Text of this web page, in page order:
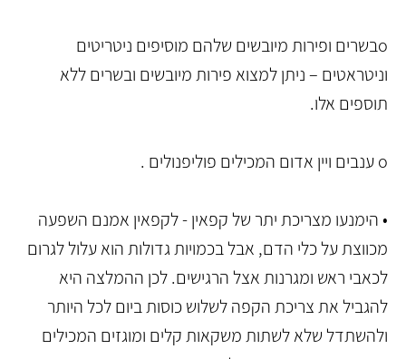
oבשרים ופירות מיובשים שלהם מוסיפים ניטריטים
וניטראטים – ניתן למצוא פירות מיובשים ובשרים ללא
תוספים אלו.
o ענבים ויין אדום המכילים פוליפנולים .
• הימנעו מצריכת יתר של קפאין - לקפאין אמנם השפעה
מכווצת על כלי הדם, אבל בכמויות גדולות הוא עלול לגרום
לכאבי ראש ומגרנות אצל הרגישים. לכן ההמלצה היא
להגביל את צריכת הקפה לשלוש כוסות ביום לכל היותר
ולהשתדל שלא לשתות משקאות קלים ומוגזים המכילים